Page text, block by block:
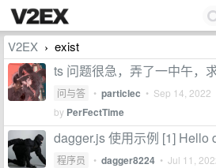
V2EX › exist
ts 问题很急，弄了一中午，
问与答 • particlec • Sep 14, 2022
by PerFectTime
dagger.js 使用示例 [1] Hello
程序员 • dagger8224 • Jul 11,